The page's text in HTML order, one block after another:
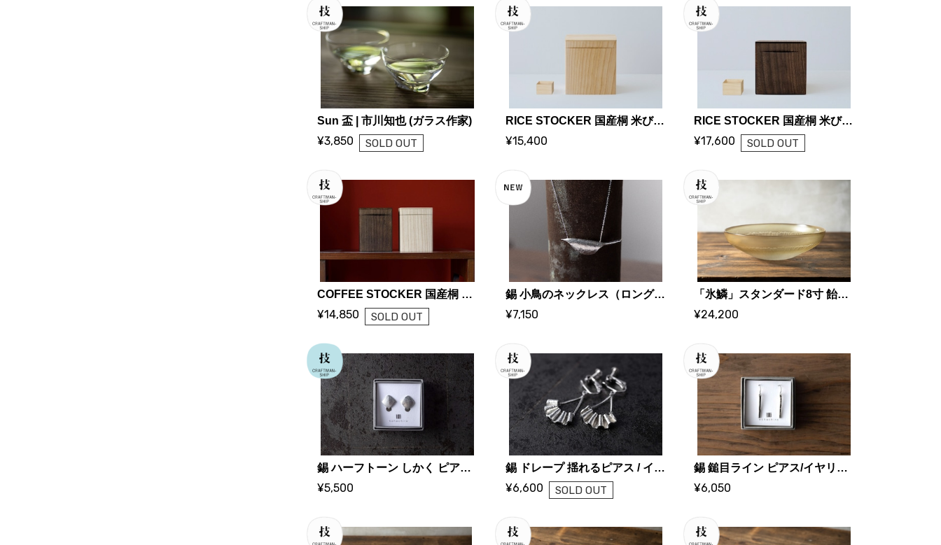
Sun 盃 | 市川知也 (ガラス作家)
¥3,850 SOLD OUT
RICE STOCKER 国産桐 米びつ ライスストッカー【2kg 蜜蝋】 | KIRIFT 美術木箱うらた | KIRIFT Artwork wooden box Urata
¥15,400
RICE STOCKER 国産桐 米びつ ライスストッカー【2kg 焼桐】 | KIRIFT 美術木箱うらた | KIRIFT Artwork wooden box Urata
¥17,600 SOLD OUT
COFFEE STOCKER 国産桐 コーヒーストッカー【200g 焼桐】| KIRIFT 美術木箱うらた | KIRIFT Artwork wooden box Urata
¥14,850 SOLD OUT
錫 小鳥のネックレス（ロング） ｜ 大寺幸八郎商店・KOHACHIRO 博選堂
¥7,150
「氷鱗」スタンダード8寸 飴色 | 市川知也 (ガラス作家)
¥24,200
錫 ハーフトーン しかく ピアス / イヤリング ｜ 大寺幸八郎商店・KOHACHIRO 博選堂
¥5,500
錫 ドレープ 揺れるピアス / イヤリング ｜ 大寺幸八郎商店・KOHACHIRO 博選堂
¥6,600 SOLD OUT
錫 鎚目ライン ピアス/イヤリング細 フックタイプ ｜ 大寺幸八郎商店・KOHACHIRO 博選堂
¥6,050